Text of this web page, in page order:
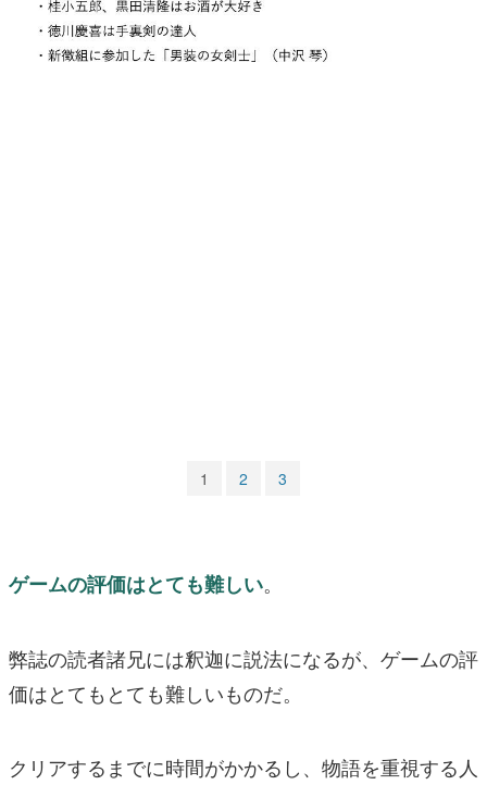
マンガ
1 2 3
ゲームの評価はとても難しい。
弊誌の読者諸兄には釈迦に説法になるが、ゲームの評
価はとてもとても難しいものだ。
クリアするまでに時間がかかるし、物語を重視する人